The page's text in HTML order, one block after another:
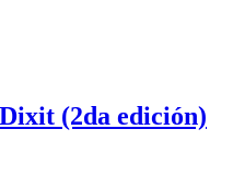
(2da edición)